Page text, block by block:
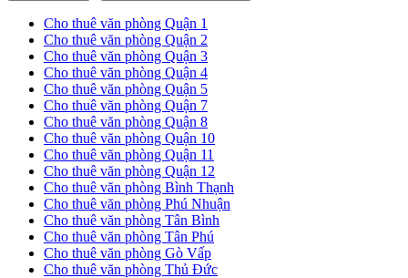
Cho thuê văn phòng Quận 1
Cho thuê văn phòng Quận 2
Cho thuê văn phòng Quận 3
Cho thuê văn phòng Quận 4
Cho thuê văn phòng Quận 5
Cho thuê văn phòng Quận 7
Cho thuê văn phòng Quận 8
Cho thuê văn phòng Quận 10
Cho thuê văn phòng Quận 11
Cho thuê văn phòng Quận 12
Cho thuê văn phòng Bình Thạnh
Cho thuê văn phòng Phú Nhuận
Cho thuê văn phòng Tân Bình
Cho thuê văn phòng Tân Phú
Cho thuê văn phòng Gò Vấp
Cho thuê văn phòng Thủ Đức